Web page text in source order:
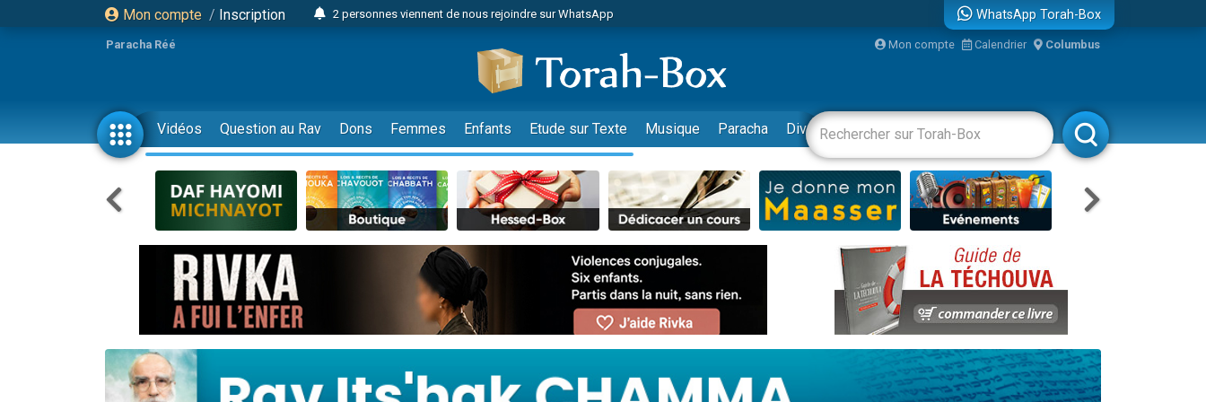
Mon compte / Inscription
2 personnes viennent de nous rejoindre sur WhatsApp
2 nouvelles musiques dans Torah-Box Music
8 personnes viennent de faire un don pour Tsédaka : pauvres d'Israel
4 personnes viennent de faire un don pour Diane, 80 ans, dans un appartement insalubre
Nouvelle émission radio : Visions de grandeur n°104 : Le Chabbath et le Birkat Hamazone à travers le temps
61 personnes viennent de demander une bénédiction
39 personnes viennent de faire un don pour Sauvez la jambe de Yohan
Il reste 49 places pour étudier en groupe sur Zoom
Ariel vient de donner son Maasser
Nathaniel vient de donner son Maasser
6 personnes viennent de faire un don pour 5 enfants déjà orphelins risquent de perdre leur maman
2 personnes viennent de faire un don pour Reloger Rivka, 6 enfants, victime de violences...
Il reste 49 places pour étudier en groupe sur Zoom
WhatsApp Torah-Box
Paracha Réé Mon compte Calendrier Columbus
Vidéos Question au Rav Dons Femmes Enfants Etude sur Texte Musique Paracha Divertissements Livres Rabbanim